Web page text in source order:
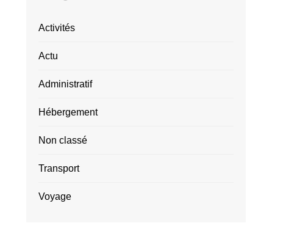
Activités
Actu
Administratif
Hébergement
Non classé
Transport
Voyage